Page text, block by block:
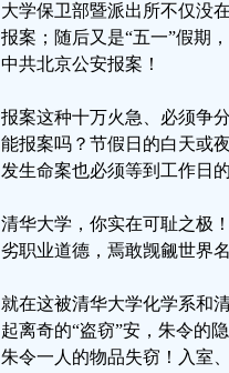
大学保卫部暨派出所不仅没
报案；随后又是“五一”假期
中共北京公安报案！
报案这种十万火急、必须争
能报案吗？节假日的白天或
发生命案也必须等到工作日
清华大学，你实在可耻之极
劣职业道德，焉敢觊觎世界
就在这被清华大学化学系和
起离奇的“盗窃”安，朱令的
朱令一人的物品失窃！入室